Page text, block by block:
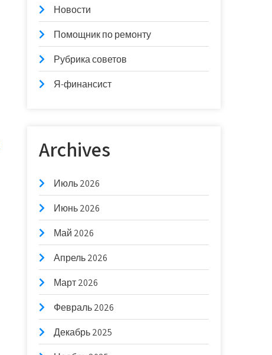
Новости
Помощник по ремонту
Рубрика советов
Я-финансист
Archives
Июль 2026
Июнь 2026
Май 2026
Апрель 2026
Март 2026
Февраль 2026
Декабрь 2025